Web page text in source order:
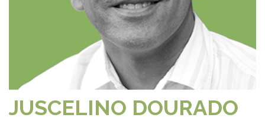
JUSCELINO DOURADO